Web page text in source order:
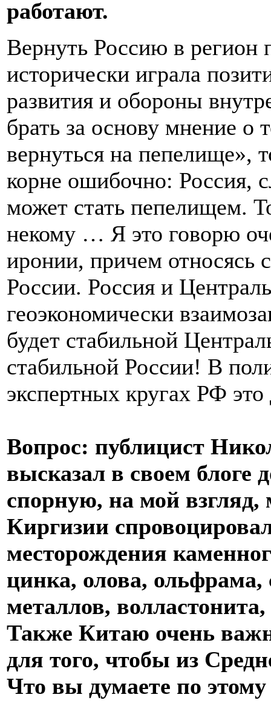
работают.
Вернуть Россию в регион
исторически играла
развития и обороны
брать за основу мнение о
вернуться на пепелище»,
корне ошибочно: Россия,
может стать пепелищем.
некому … Я это говорю
иронии, причем относясь
России. Россия и
геоэкономически
будет стабильной
стабильной России! В
экспертных кругах РФ
Вопрос: публицист
высказал в своем блоге
спорную, на мой
Киргизии
месторождения
цинка, олова,
металлов,
Также Китаю очень
для того, чтобы из
Что вы думаете по этому